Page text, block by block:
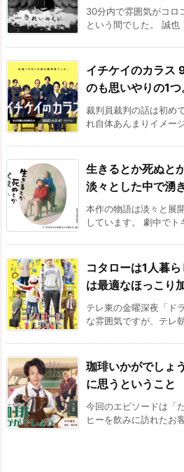
30分内で雰囲気がコロ
という間でした。 誠也
イチケイのカラス
のも思いやりの1つ
裁判員裁判の話は初め
れ自体あんまりイメー
生きるとか死ぬと
淡々とした中で湧
本作の物語は淡々と展
しています。 劇中でト
コタローは1人暮
は最適なほっこり
テレ東の金曜深夜「ド
な雰囲気ですが、テレ
珈琲いかがでしょ
に思うということ
今回のエピソードは「
ヒーを飲みに訪れたお